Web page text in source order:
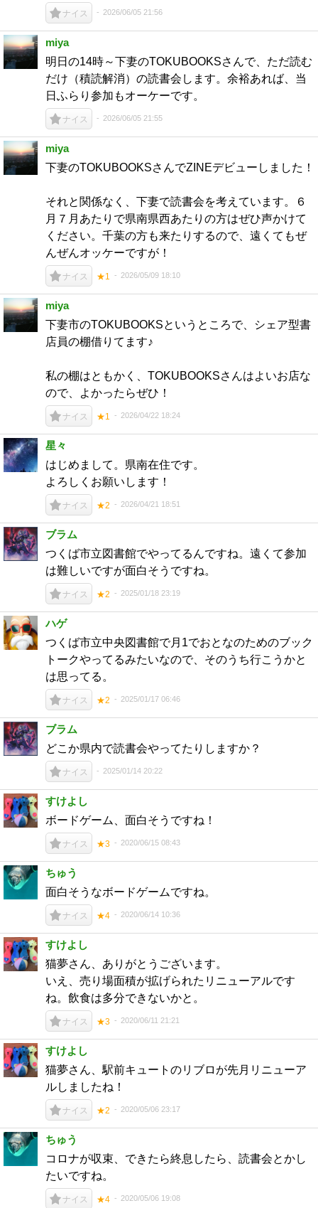
ナイス 2026/06/05 21:56
miya
明日の14時～下妻のTOKUBOOKSさんで、ただ読む
だけ（積読解消）の読書会します。余裕あれば、当
日ふらり参加もオーケーです。
ナイス 2026/06/05 21:55
miya
下妻のTOKUBOOKSさんでZINEデビューしました！
それと関係なく、下妻で読書会を考えています。６
月７月あたりで県南県西あたりの方はぜひ声かけて
ください。千葉の方も来たりするので、遠くてもぜ
んぜんオッケーですが！
ナイス ★1 2026/05/09 18:10
miya
下妻市のTOKUBOOKSというところで、シェア型書
店員の棚借りてます♪
私の棚はともかく、TOKUBOOKSさんはよいお店な
ので、よかったらぜひ！
ナイス ★1 2026/04/22 18:24
星々
はじめまして。県南在住です。
よろしくお願いします！
ナイス ★2 2026/04/21 18:51
ブラム
つくば市立図書館でやってるんですね。遠くて参加
は難しいですが面白そうですね。
ナイス ★2 2025/01/18 23:19
ハゲ
つくば市立中央図書館で月1でおとなのためのブック
トークやってるみたいなので、そのうち行こうかと
は思ってる。
ナイス ★2 2025/01/17 06:46
ブラム
どこか県内で読書会やってたりしますか？
ナイス 2025/01/14 20:22
すけよし
ボードゲーム、面白そうですね！
ナイス ★3 2020/06/15 08:43
ちゅう
面白そうなボードゲームですね。
ナイス ★4 2020/06/14 10:36
すけよし
猫夢さん、ありがとうございます。
いえ、売り場面積が拡げられたリニューアルです
ね。飲食は多分できないかと。
ナイス ★3 2020/06/11 21:21
すけよし
猫夢さん、駅前キュートのリブロが先月リニューア
ルしましたね！
ナイス ★2 2020/05/06 23:17
ちゅう
コロナが収束、できたら終息したら、読書会とかし
たいですね。
ナイス ★4 2020/05/06 19:08